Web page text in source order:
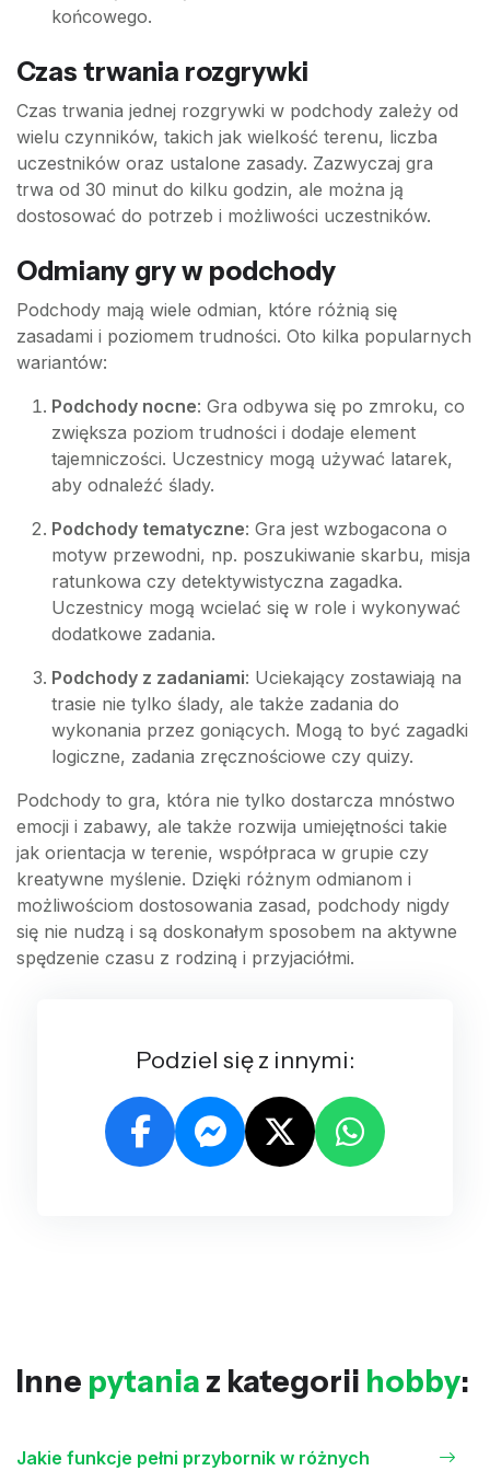
końcowego.
Czas trwania rozgrywki
Czas trwania jednej rozgrywki w podchody zależy od
wielu czynników, takich jak wielkość terenu, liczba
uczestników oraz ustalone zasady. Zazwyczaj gra
trwa od 30 minut do kilku godzin, ale można ją
dostosować do potrzeb i możliwości uczestników.
Odmiany gry w podchody
Podchody mają wiele odmian, które różnią się
zasadami i poziomem trudności. Oto kilka popularnych
wariantów:
Podchody nocne: Gra odbywa się po zmroku, co
zwiększa poziom trudności i dodaje element
tajemniczości. Uczestnicy mogą używać latarek,
aby odnaleźć ślady.
Podchody tematyczne: Gra jest wzbogacona o
motyw przewodni, np. poszukiwanie skarbu, misja
ratunkowa czy detektywistyczna zagadka.
Uczestnicy mogą wcielać się w role i wykonywać
dodatkowe zadania.
Podchody z zadaniami: Uciekający zostawiają na
trasie nie tylko ślady, ale także zadania do
wykonania przez goniących. Mogą to być zagadki
logiczne, zadania zręcznościowe czy quizy.
Podchody to gra, która nie tylko dostarcza mnóstwo
emocji i zabawy, ale także rozwija umiejętności takie
jak orientacja w terenie, współpraca w grupie czy
kreatywne myślenie. Dzięki różnym odmianom i
możliwościom dostosowania zasad, podchody nigdy
się nie nudzą i są doskonałym sposobem na aktywne
spędzenie czasu z rodziną i przyjaciółmi.
Podziel się z innymi:
Inne pytania z kategorii hobby:
Jakie funkcje pełni przybornik w różnych